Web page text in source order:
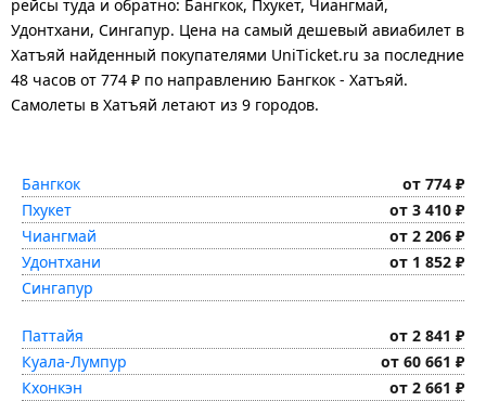
рейсы туда и обратно: Бангкок, Пхукет, Чиангмай,
Удонтхани, Сингапур. Цена на самый дешевый авиабилет в
Хатъяй найденный покупателями UniTicket.ru за последние
48 часов от 774 ₽ по направлению Бангкок - Хатъяй.
Самолеты в Хатъяй летают из 9 городов.
Бангкок
от 774 ₽
Пхукет
от 3 410 ₽
Чиангмай
от 2 206 ₽
Удонтхани
от 1 852 ₽
Сингапур
Паттайя
от 2 841 ₽
Куала-Лумпур
от 60 661 ₽
Кхонкэн
от 2 661 ₽